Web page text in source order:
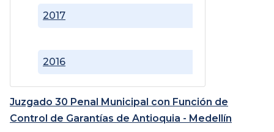
2016
2017
Juzgado 30 Penal Municipal con Función de
Control de Garantías de Antioquia - Medellín